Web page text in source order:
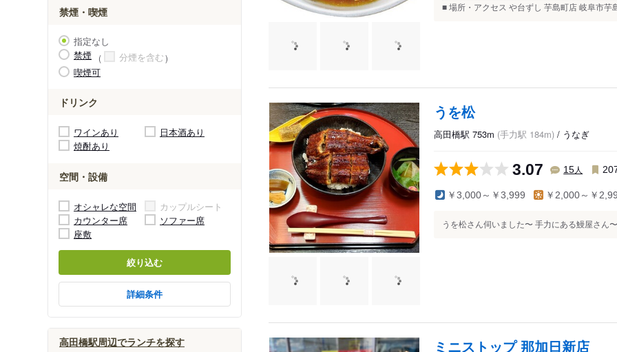
禁煙・喫煙
指定なし
禁煙
分煙を含む
喫煙可
ドリンク
ワインあり
日本酒あり
焼酎あり
空間・設備
オシャレな空間
カップルシート
カウンター席
ソファー席
座敷
絞り込む
詳細条件
高田橋駅周辺でランチを探す
■ 場所・アクセス や台ずし 芋島町店 岐阜市
うを松
高田橋駅 753m (手力駅 184m) / うなぎ
3.07 15人
￥3,000～￥3,999 ￥2,000～￥
うを松さん伺いました〜 手力にある鰻屋さん
ミニストップ 那加日新店